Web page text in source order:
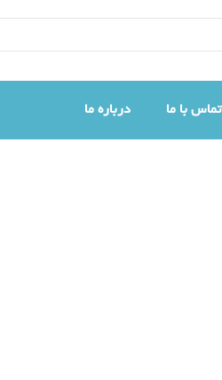
تماس با ما درباره ما